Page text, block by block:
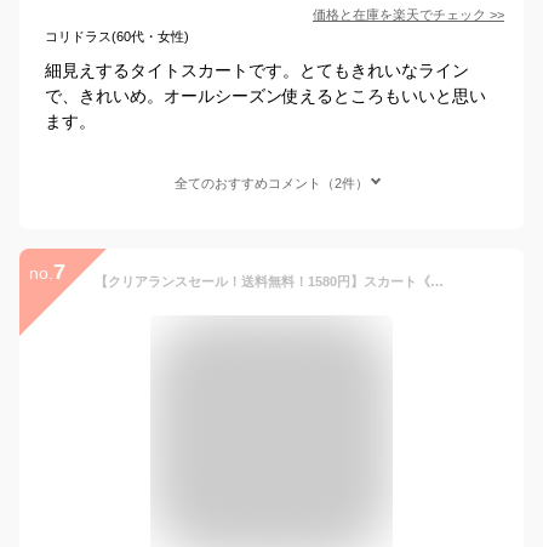
価格と在庫を楽天でチェック >>
コリドラス(60代・女性)
細見えするタイトスカートです。とてもきれいなライン
で、きれいめ。オールシーズン使えるところもいいと思い
ます。
全てのおすすめコメント（2件）
no. 7 【クリアランスセール！送料無料！1580円】スカート《ミディアム丈ベーシックタイトスカート 全8色 3サイズ》 レディース ボトムス ペンシルスカート タイトスカート ミディアム丈 //8//